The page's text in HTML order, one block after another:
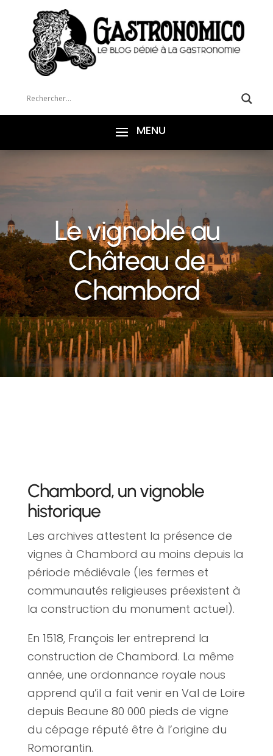
Le vignoble au
Château de
Chambord
Chambord, un vignoble
historique
Les archives attestent la présence de
vignes à Chambord au moins depuis la
période médiévale (les fermes et
communautés religieuses préexistent à
la construction du monument actuel).
En 1518, François Ier entreprend la
construction de Chambord. La même
année, une ordonnance royale nous
apprend qu’il a fait venir en Val de Loire
depuis Beaune 80 000 pieds de vigne
du cépage réputé être à l’origine du
Romorantin.